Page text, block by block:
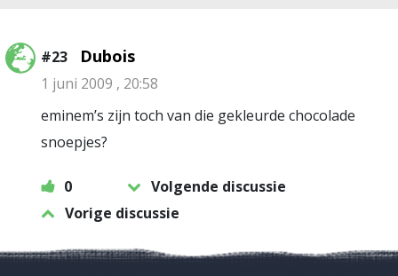
#23 Dubois
1 juni 2009 , 20:58
eminem’s zijn toch van die gekleurde chocolade
snoepjes?
0
Volgende discussie
Vorige discussie